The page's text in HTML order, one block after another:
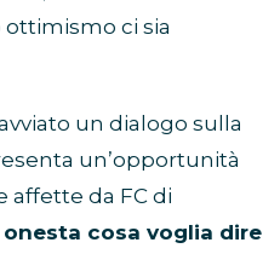
ci sia
un dialogo sulla
un’opportunità
affette da FC di
cosa voglia dire